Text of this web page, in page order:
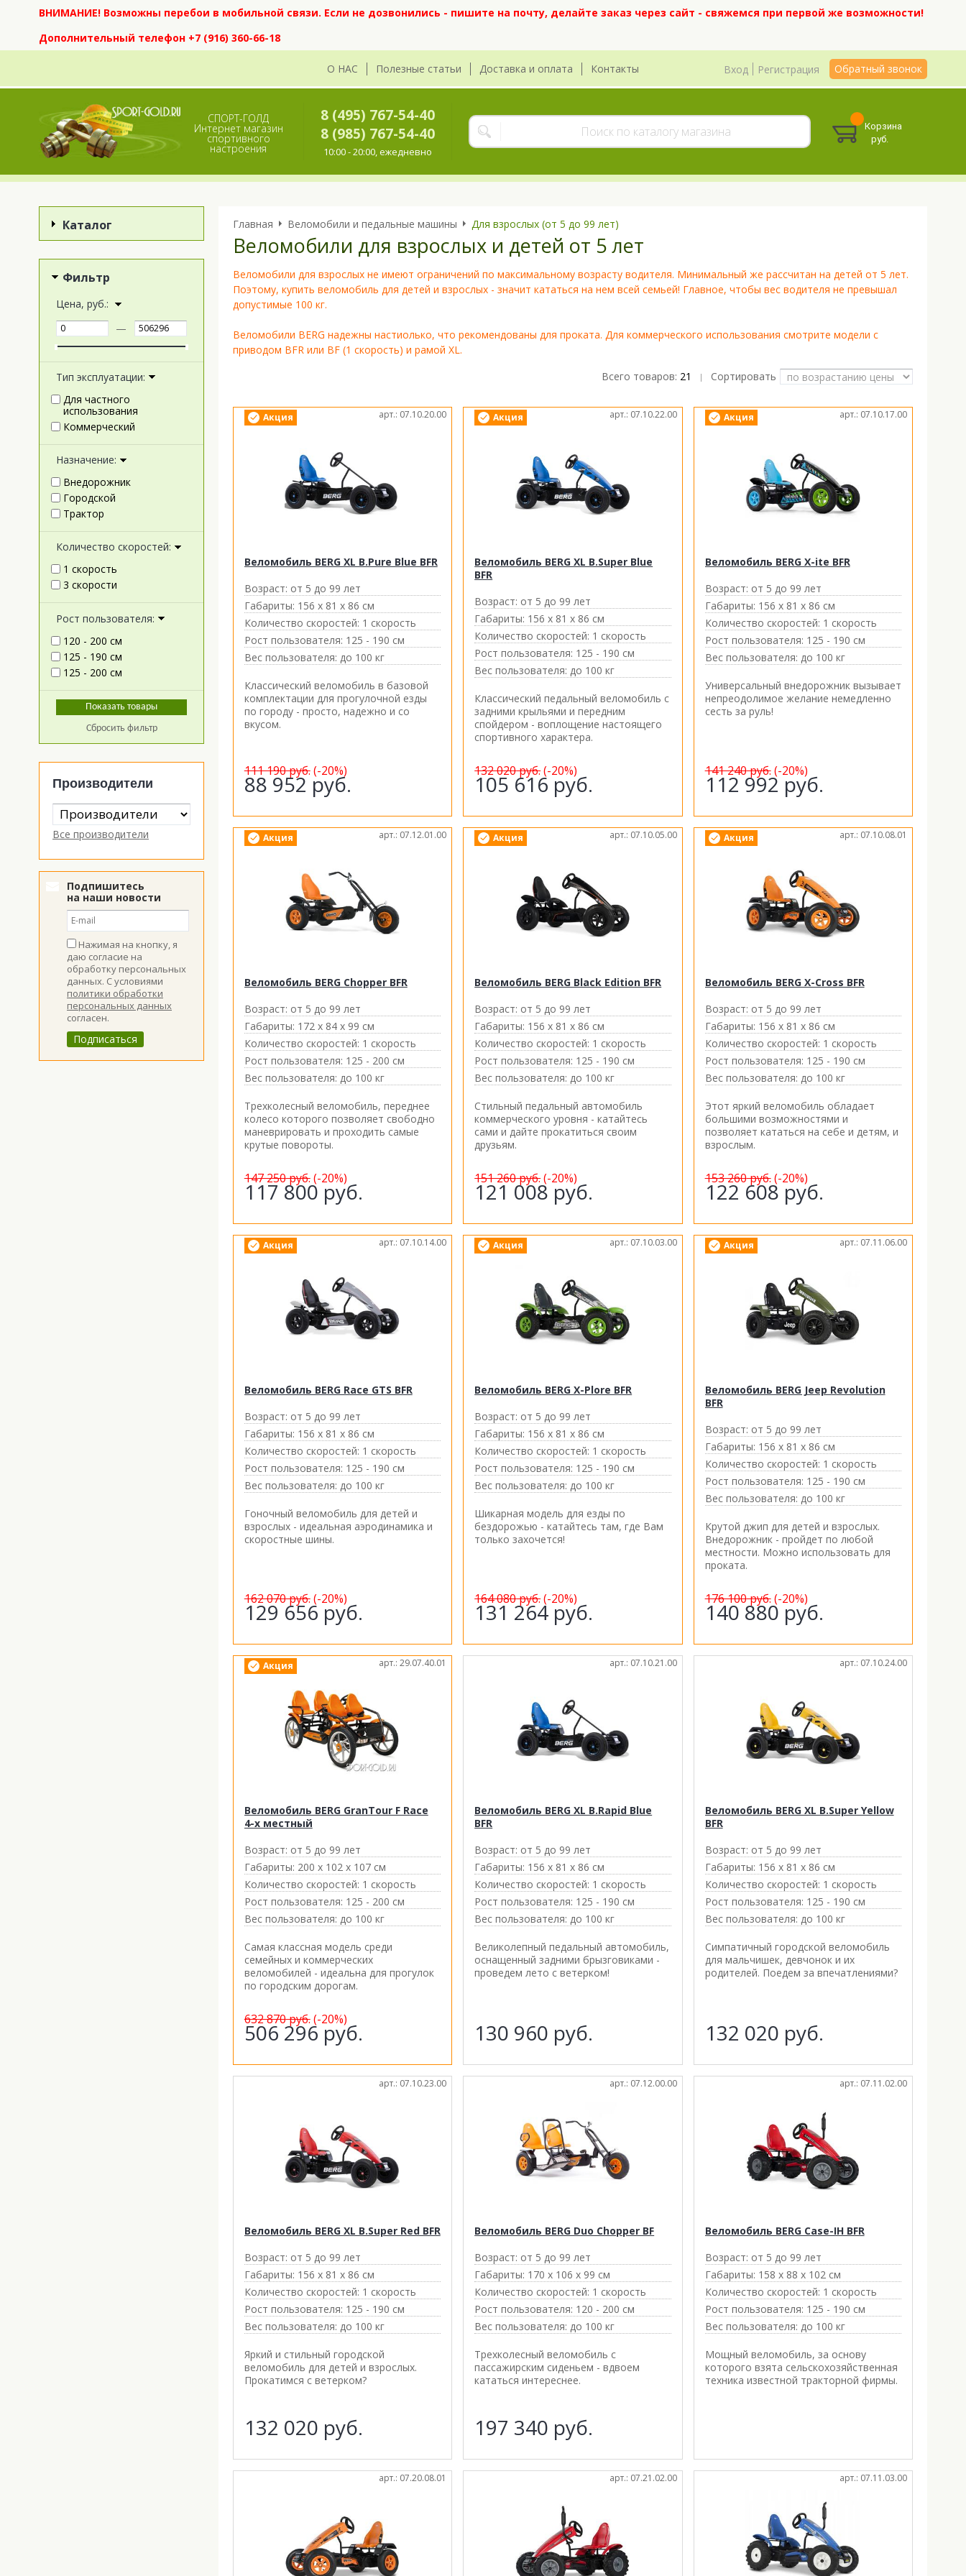
ВНИМАНИЕ! Возможны перебои в мобильной связи. Если не дозвонились - пишите на почту, делайте заказ через сайт - свяжемся при первой же возможности!
Дополнительный телефон +7 (916) 360-66-18
О НАС Полезные статьи Доставка и оплата Контакты Вход Регистрация Обратный звонок
СПОРТ-ГОЛД
Интернет магазин
спортивного
настроения
8 (495) 767-54-40
8 (985) 767-54-40
10:00 - 20:00, ежедневно
Корзина
руб.
Каталог
Фильтр
Цена, руб.:
—
Тип эксплуатации:
Для частного
использования
Коммерческий
Назначение:
Внедорожник
Городской
Трактор
Количество скоростей:
1 скорость
3 скорости
Рост пользователя:
120 - 200 см
125 - 190 см
125 - 200 см
Сбросить фильтр
Производители
Все производители
Подпишитесь
на наши новости
Нажимая на кнопку, я
даю согласие на
обработку персональных
данных. С условиями
политики обработки
персональных данных
согласен.
Главная Веломобили и педальные машины Для взрослых (от 5 до 99 лет)
Веломобили для взрослых и детей от 5 лет
Веломобили для взрослых не имеют ограничений по максимальному возрасту водителя. Минимальный же рассчитан на детей от 5 лет.
Поэтому, купить веломобиль для детей и взрослых - значит кататься на нем всей семьей! Главное, чтобы вес водителя не превышал
допустимые 100 кг.
Веломобили BERG надежны настиолько, что рекомендованы для проката. Для коммерческого использования смотрите модели с
приводом BFR или BF (1 скорость) и рамой XL.
Всего товаров: 21 | Сортировать
Акция арт.: 07.10.20.00
Веломобиль BERG XL B.Pure Blue BFR
Возраст: от 5 до 99 лет
Габариты: 156 х 81 х 86 см
Количество скоростей: 1 скорость
Рост пользователя: 125 - 190 см
Вес пользователя: до 100 кг
Классический веломобиль в базовой
комплектации для прогулочной езды
по городу - просто, надежно и со
вкусом.
111 190руб.(-20%)
88 952руб.
Акция арт.: 07.10.22.00
Веломобиль BERG XL B.Super Blue
BFR
Возраст: от 5 до 99 лет
Габариты: 156 х 81 х 86 см
Количество скоростей: 1 скорость
Рост пользователя: 125 - 190 см
Вес пользователя: до 100 кг
Классический педальный веломобиль с
задними крыльями и передним
спойдером - воплощение настоящего
спортивного характера.
132 020руб.(-20%)
105 616руб.
Акция арт.: 07.10.17.00
Веломобиль BERG X-ite BFR
Возраст: от 5 до 99 лет
Габариты: 156 х 81 х 86 см
Количество скоростей: 1 скорость
Рост пользователя: 125 - 190 см
Вес пользователя: до 100 кг
Универсальный внедорожник вызывает
непреодолимое желание немедленно
сесть за руль!
141 240руб.(-20%)
112 992руб.
Акция арт.: 07.12.01.00
Веломобиль BERG Chopper BFR
Возраст: от 5 до 99 лет
Габариты: 172 х 84 х 99 см
Количество скоростей: 1 скорость
Рост пользователя: 125 - 200 см
Вес пользователя: до 100 кг
Трехколесный веломобиль, переднее
колесо которого позволяет свободно
маневрировать и проходить самые
крутые повороты.
147 250руб.(-20%)
117 800руб.
Акция арт.: 07.10.05.00
Веломобиль BERG Black Edition BFR
Возраст: от 5 до 99 лет
Габариты: 156 х 81 х 86 см
Количество скоростей: 1 скорость
Рост пользователя: 125 - 190 см
Вес пользователя: до 100 кг
Стильный педальный автомобиль
коммерческого уровня - катайтесь
сами и дайте прокатиться своим
друзьям.
151 260руб.(-20%)
121 008руб.
Акция арт.: 07.10.08.01
Веломобиль BERG X-Cross BFR
Возраст: от 5 до 99 лет
Габариты: 156 х 81 х 86 см
Количество скоростей: 1 скорость
Рост пользователя: 125 - 190 см
Вес пользователя: до 100 кг
Этот яркий веломобиль обладает
большими возможностями и
позволяет кататься на себе и детям, и
взрослым.
153 260руб.(-20%)
122 608руб.
Акция арт.: 07.10.14.00
Веломобиль BERG Race GTS BFR
Возраст: от 5 до 99 лет
Габариты: 156 х 81 х 86 см
Количество скоростей: 1 скорость
Рост пользователя: 125 - 190 см
Вес пользователя: до 100 кг
Гоночный веломобиль для детей и
взрослых - идеальная аэродинамика и
скоростные шины.
162 070руб.(-20%)
129 656руб.
Акция арт.: 07.10.03.00
Веломобиль BERG X-Plore BFR
Возраст: от 5 до 99 лет
Габариты: 156 х 81 х 86 см
Количество скоростей: 1 скорость
Рост пользователя: 125 - 190 см
Вес пользователя: до 100 кг
Шикарная модель для езды по
бездорожью - катайтесь там, где Вам
только захочется!
164 080руб.(-20%)
131 264руб.
Акция арт.: 07.11.06.00
Веломобиль BERG Jeep Revolution
BFR
Возраст: от 5 до 99 лет
Габариты: 156 х 81 х 86 см
Количество скоростей: 1 скорость
Рост пользователя: 125 - 190 см
Вес пользователя: до 100 кг
Крутой джип для детей и взрослых.
Внедорожник - пройдет по любой
местности. Можно использовать для
проката.
176 100руб.(-20%)
140 880руб.
Акция арт.: 29.07.40.01
Веломобиль BERG GranTour F Race
4-х местный
Возраст: от 5 до 99 лет
Габариты: 200 х 102 х 107 см
Количество скоростей: 1 скорость
Рост пользователя: 125 - 200 см
Вес пользователя: до 100 кг
Самая классная модель среди
семейных и коммерческих
веломобилей - идеальна для прогулок
по городским дорогам.
632 870руб.(-20%)
506 296руб.
арт.: 07.10.21.00
Веломобиль BERG XL B.Rapid Blue
BFR
Возраст: от 5 до 99 лет
Габариты: 156 х 81 х 86 см
Количество скоростей: 1 скорость
Рост пользователя: 125 - 190 см
Вес пользователя: до 100 кг
Великолепный педальный автомобиль,
оснащенный задними брызговиками -
проведем лето с ветерком!
130 960 руб.
арт.: 07.10.24.00
Веломобиль BERG XL B.Super Yellow
BFR
Возраст: от 5 до 99 лет
Габариты: 156 х 81 х 86 см
Количество скоростей: 1 скорость
Рост пользователя: 125 - 190 см
Вес пользователя: до 100 кг
Симпатичный городской веломобиль
для мальчишек, девчонок и их
родителей. Поедем за впечатлениями?
132 020 руб.
арт.: 07.10.23.00
Веломобиль BERG XL B.Super Red BFR
Возраст: от 5 до 99 лет
Габариты: 156 х 81 х 86 см
Количество скоростей: 1 скорость
Рост пользователя: 125 - 190 см
Вес пользователя: до 100 кг
Яркий и стильный городской
веломобиль для детей и взрослых.
Прокатимся с ветерком?
132 020 руб.
арт.: 07.12.00.00
Веломобиль BERG Duo Chopper BF
Возраст: от 5 до 99 лет
Габариты: 170 х 106 х 99 см
Количество скоростей: 1 скорость
Рост пользователя: 120 - 200 см
Вес пользователя: до 100 кг
Трехколесный веломобиль с
пассажирским сиденьем - вдвоем
кататься интереснее.
197 340 руб.
арт.: 07.11.02.00
Веломобиль BERG Case-IH BFR
Возраст: от 5 до 99 лет
Габариты: 158 х 88 х 102 см
Количество скоростей: 1 скорость
Рост пользователя: 125 - 190 см
Вес пользователя: до 100 кг
Мощный веломобиль, за основу
которого взята сельскохозяйственная
техника известной тракторной фирмы.
арт.: 07.20.08.01 арт.: 07.21.02.00 арт.: 07.11.03.00